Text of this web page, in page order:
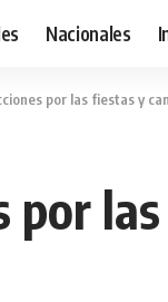
Nacionales
por las fiestas y
por